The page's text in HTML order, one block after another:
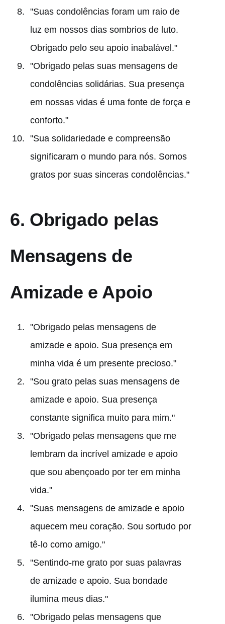
"Suas condolências foram um raio de
luz em nossos dias sombrios de luto.
Obrigado pelo seu apoio inabalável."
"Obrigado pelas suas mensagens de
condolências solidárias. Sua presença
em nossas vidas é uma fonte de força e
conforto."
"Sua solidariedade e compreensão
significaram o mundo para nós. Somos
gratos por suas sinceras condolências."
6. Obrigado pelas
Mensagens de
Amizade e Apoio
"Obrigado pelas mensagens de
amizade e apoio. Sua presença em
minha vida é um presente precioso."
"Sou grato pelas suas mensagens de
amizade e apoio. Sua presença
constante significa muito para mim."
"Obrigado pelas mensagens que me
lembram da incrível amizade e apoio
que sou abençoado por ter em minha
vida."
"Suas mensagens de amizade e apoio
aquecem meu coração. Sou sortudo por
tê-lo como amigo."
"Sentindo-me grato por suas palavras
de amizade e apoio. Sua bondade
ilumina meus dias."
"Obrigado pelas mensagens que